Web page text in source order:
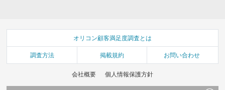
オリコン顧客満足度調査とは
調査方法 掲載規約 お問い合わせ
会社概要 個人情報保護方針